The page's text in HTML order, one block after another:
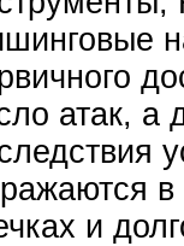
атак, а
в
и